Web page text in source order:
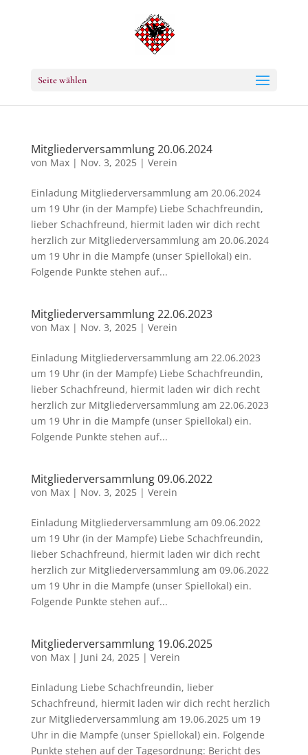
Seite wählen
Mitgliederversammlung 20.06.2024
von Max| Nov. 3, 2025| Verein
Einladung Mitgliederversammlung am 20.06.2024
um 19 Uhr (in der Mampfe) Liebe Schachfreundin,
lieber Schachfreund, hiermit laden wir dich recht
herzlich zur Mitgliederversammlung am 20.06.2024
um 19 Uhr in die Mampfe (unser Spiellokal) ein.
Folgende Punkte stehen auf...
Mitgliederversammlung 22.06.2023
von Max| Nov. 3, 2025| Verein
Einladung Mitgliederversammlung am 22.06.2023
um 19 Uhr (in der Mampfe) Liebe Schachfreundin,
lieber Schachfreund, hiermit laden wir dich recht
herzlich zur Mitgliederversammlung am 22.06.2023
um 19 Uhr in die Mampfe (unser Spiellokal) ein.
Folgende Punkte stehen auf...
Mitgliederversammlung 09.06.2022
von Max| Nov. 3, 2025| Verein
Einladung Mitgliederversammlung am 09.06.2022
um 19 Uhr (in der Mampfe) Liebe Schachfreundin,
lieber Schachfreund, hiermit laden wir dich recht
herzlich zur Mitgliederversammlung am 09.06.2022
um 19 Uhr in die Mampfe (unser Spiellokal) ein.
Folgende Punkte stehen auf...
Mitgliederversammlung 19.06.2025
von Max| Juni 24, 2025| Verein
Einladung Liebe Schachfreundin, lieber
Schachfreund, hiermit laden wir dich recht herzlich
zur Mitgliederversammlung am 19.06.2025 um 19
Uhr in die Mampfe (unser Spiellokal) ein. Folgende
Punkte stehen auf der Tagesordnung: Bericht des